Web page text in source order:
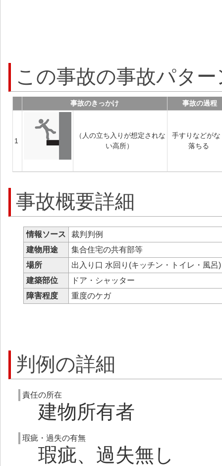
この事故の事故パター
事故のきっかけ 事故の過程
1
（人の立ち入りが想定されな
い高所）
手すりなどがな
落ちる
事故概要詳細
情報ソース
裁判判例
建物用途
集合住宅の共有部等
場所
出入り口 水回り(キッチン・トイレ・風
建築部位
ドア・シャッター
障害程度
重度のケガ
判例の詳細
責任の所在
建物所有者
瑕疵・過失の有無
瑕疵、過失無し